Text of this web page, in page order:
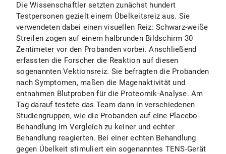
Die Wissenschaftler setzten zunächst hundert
Testpersonen gezielt einem Übelkeitsreiz aus. Sie
verwendeten dabei einen visuellen Reiz: Schwarz-weiße
Streifen zogen auf einem halbrunden Bildschirm 30
Zentimeter vor den Probanden vorbei. Anschließend
erfassten die Forscher die Reaktion auf diesen
sogenannten Vektionsreiz. Sie befragten die Probanden
nach Symptomen, maßen die Magenaktivität und
entnahmen Blutproben für die Proteomik-Analyse. Am
Tag darauf testete das Team dann in verschiedenen
Studiengruppen, wie die Probanden auf eine Placebo-
Behandlung im Vergleich zu keiner und echter
Behandlung reagierten. Bei einer echten Behandlung
gegen Übelkeit stimuliert ein sogenanntes TENS-Gerät